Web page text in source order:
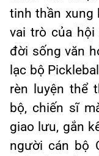
tinh thần xung
vai trò của
đời sống văn
lạc bộ
rèn luyện thể
bộ, chiến sĩ
giao lưu, gắn
người cán bộ